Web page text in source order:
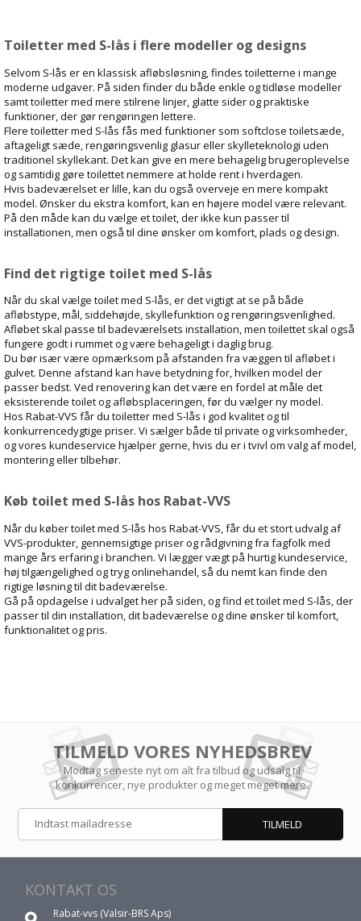
Toiletter med S-lås i flere modeller og designs
Selvom S-lås er en klassisk afløbsløsning, findes toiletterne i mange
moderne udgaver. På siden finder du både enkle og tidløse modeller
samt toiletter med mere stilrene linjer, glatte sider og praktiske
funktioner, der gør rengøringen lettere.
Flere toiletter med S-lås fås med funktioner som softclose toiletsæde,
aftageligt sæde, rengøringsvenlig glasur eller skylleteknologi uden
traditionel skyllekant. Det kan give en mere behagelig brugeroplevelse
og samtidig gøre toilettet nemmere at holde rent i hverdagen.
Hvis badeværelset er lille, kan du også overveje en mere kompakt
model. Ønsker du ekstra komfort, kan en højere model være relevant.
På den måde kan du vælge et toilet, der ikke kun passer til
installationen, men også til dine ønsker om komfort, plads og design.
Find det rigtige toilet med S-lås
Når du skal vælge toilet med S-lås, er det vigtigt at se på både
afløbstype, mål, siddehøjde, skyllefunktion og rengøringsvenlighed.
Afløbet skal passe til badeværelsets installation, men toilettet skal også
fungere godt i rummet og være behageligt i daglig brug.
Du bør især være opmærksom på afstanden fra væggen til afløbet i
gulvet. Denne afstand kan have betydning for, hvilken model der
passer bedst. Ved renovering kan det være en fordel at måle det
eksisterende toilet og afløbsplaceringen, før du vælger ny model.
Hos Rabat-VVS får du toiletter med S-lås i god kvalitet og til
konkurrencedygtige priser. Vi sælger både til private og virksomheder,
og vores kundeservice hjælper gerne, hvis du er i tvivl om valg af model,
montering eller tilbehør.
Køb toilet med S-lås hos Rabat-VVS
Når du køber toilet med S-lås hos Rabat-VVS, får du et stort udvalg af
VVS-produkter, gennemsigtige priser og rådgivning fra fagfolk med
mange års erfaring i branchen. Vi lægger vægt på hurtig kundeservice,
høj tilgængelighed og tryg onlinehandel, så du nemt kan finde den
rigtige løsning til dit badeværelse.
Gå på opdagelse i udvalget her på siden, og find et toilet med S-lås, der
passer til din installation, dit badeværelse og dine ønsker til komfort,
funktionalitet og pris.
TILMELD VORES NYHEDSBREV
Modtag seneste nyt om alt fra tilbud og udsalg til
konkurrencer, nye produkter og meget meget mere.
KONTAKT OS
Rabat-vvs (Valsir-BRS Aps)